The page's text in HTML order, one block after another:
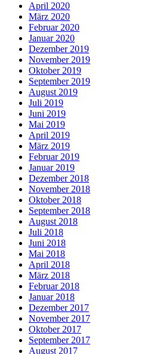
April 2020
März 2020
Februar 2020
Januar 2020
Dezember 2019
November 2019
Oktober 2019
September 2019
August 2019
Juli 2019
Juni 2019
Mai 2019
April 2019
März 2019
Februar 2019
Januar 2019
Dezember 2018
November 2018
Oktober 2018
September 2018
August 2018
Juli 2018
Juni 2018
Mai 2018
April 2018
März 2018
Februar 2018
Januar 2018
Dezember 2017
November 2017
Oktober 2017
September 2017
August 2017